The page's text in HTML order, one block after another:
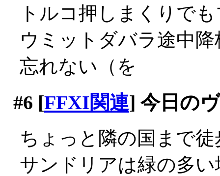
トルコ押しまくりで
ウミットダバラ途中
忘れない（を
#6 [FFXI関連] 今日の
ちょっと隣の国まで
サンドリアは緑の多